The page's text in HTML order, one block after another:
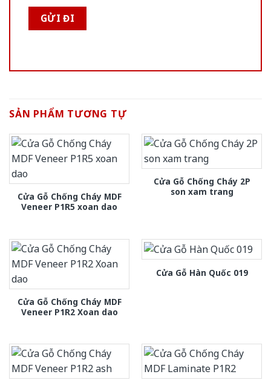
SẢN PHẨM TƯƠNG TỰ
Cửa Gỗ Chống Cháy MDF
Veneer P1R5 xoan dao
Cửa Gỗ Chống Cháy 2P
son xam trang
Cửa Gỗ Chống Cháy MDF
Veneer P1R2 Xoan dao
Cửa Gỗ Hàn Quốc 019